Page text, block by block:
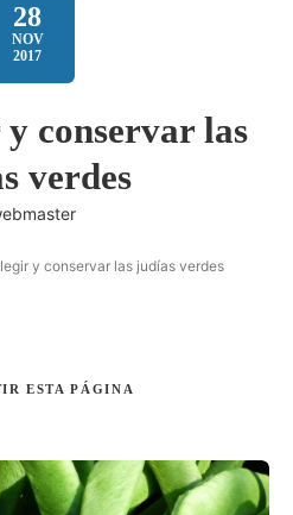
28
NOV
2017
conservar las
verdes
y conservar las judías verdes
ESTA PÁGINA